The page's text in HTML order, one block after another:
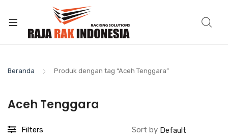
Beranda Produk dengan tag “Aceh Tenggara”
Aceh Tenggara
Filters Sort by